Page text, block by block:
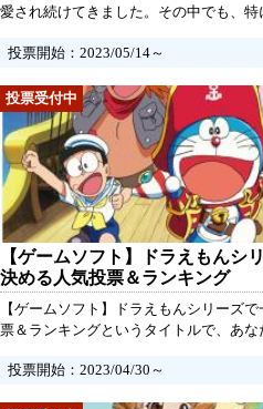
愛され続けてきました。その中でも、
票＆ランキング』を開催します！この
投票開始：2023/05/14～
【ゲームソフト】ドラえもんシ
決める人気投票＆ランキング
【ゲームソフト】ドラえもんシリーズ
票＆ランキングというタイトルで、あ
ら愛される人気作品で、懐かしいキャ
投票開始：2023/04/30～